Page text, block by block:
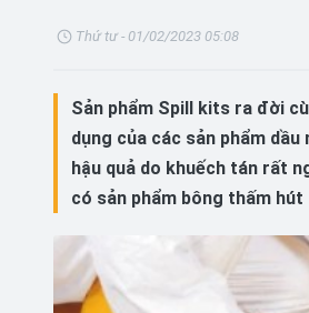
Thứ tư - 01/02/2023 05:08
Sản phẩm Spill kits ra đời
dụng của các sản phẩm
hậu quả do khuếch tán rất
có sản phẩm bông thấm hút